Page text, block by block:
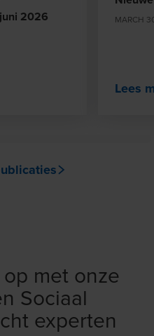
2026
MARCH
Lees
met onze
Sociaal
experten